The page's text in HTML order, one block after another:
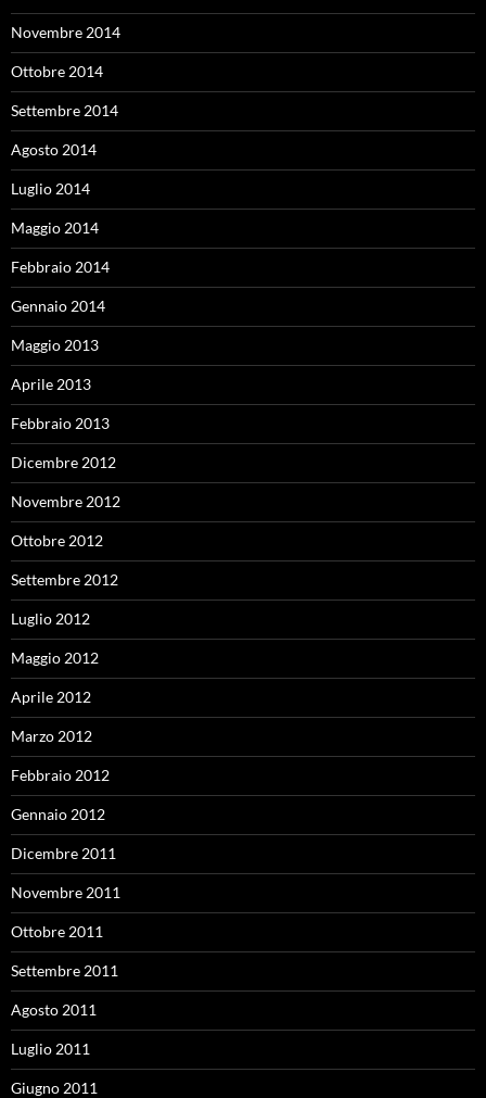
Novembre 2014
Ottobre 2014
Settembre 2014
Agosto 2014
Luglio 2014
Maggio 2014
Febbraio 2014
Gennaio 2014
Maggio 2013
Aprile 2013
Febbraio 2013
Dicembre 2012
Novembre 2012
Ottobre 2012
Settembre 2012
Luglio 2012
Maggio 2012
Aprile 2012
Marzo 2012
Febbraio 2012
Gennaio 2012
Dicembre 2011
Novembre 2011
Ottobre 2011
Settembre 2011
Agosto 2011
Luglio 2011
Giugno 2011